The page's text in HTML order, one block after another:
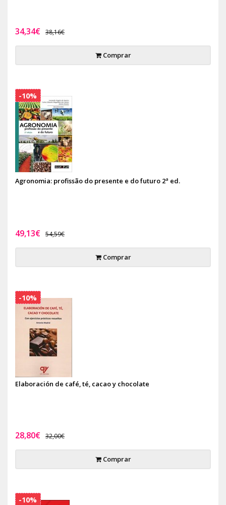
34,34€ 38,16€
Comprar
Agronomia: profissão do presente e do futuro 2ª ed.
49,13€ 54,59€
Comprar
-10%
Elaboración de café, té, cacao y chocolate
28,80€ 32,00€
Comprar
-10%
-10%